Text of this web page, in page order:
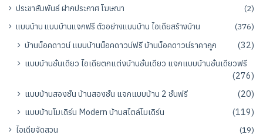
ประชาสัมพันธ์ ฝากประกาศ โฆษณา
(2)
แบบบ้าน แบบบ้านแจกฟรี ตัวอย่างแบบบ้าน ไอเดียสร้างบ้าน
(376)
บ้านน็อคดาวน์ แบบบ้านน็อคดาวน์ฟรี บ้านน็อคดาวน์ราคาถูก
(32)
แบบบ้านชั้นเดียว ไอเดียตกแต่งบ้านชั้นเดียว แจกแบบบ้านชั้นเดียวฟรี
(276)
แบบบ้านสองชั้น บ้านสองชั้น แจกแบบบ้าน 2 ชั้นฟรี
(20)
แบบบ้านโมเดิร์น Modern บ้านสไตล์โมเดิร์น
(119)
ไอเดียจัดสวน (19)